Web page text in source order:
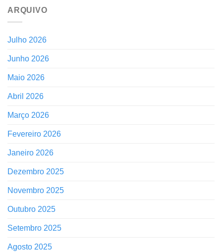
ARQUIVO
Julho 2026
Junho 2026
Maio 2026
Abril 2026
Março 2026
Fevereiro 2026
Janeiro 2026
Dezembro 2025
Novembro 2025
Outubro 2025
Setembro 2025
Agosto 2025